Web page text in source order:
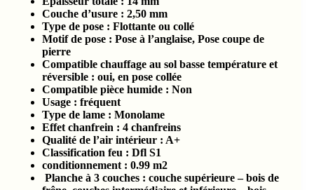
Couche d’usure : 2,50 mm
Type de pose : Flottante ou collé
Motif de pose : Pose à l’anglaise, Pose coupe de
pierre
Compatible chauffage au sol basse température et
réversible : oui, en pose collée
Compatible pièce humide : Non
Usage : fréquent
Type de lame : Monolame
Effet chanfrein : 4 chanfreins
Qualité de l’air intérieur : A+
Classification feu : Dfl S1
conditionnement : 0.99 m2
Planche à 3 couches : couche supérieure – bois de